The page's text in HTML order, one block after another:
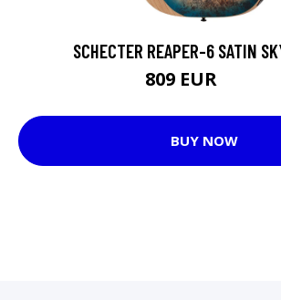
SCHECTER REAPER-6 SATIN
809 EUR
BUY NOW